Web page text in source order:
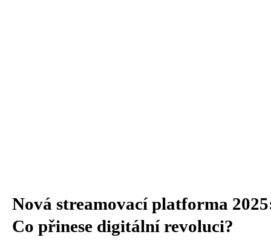
Nová streamovací platforma
Co přinese digitální revoluci?